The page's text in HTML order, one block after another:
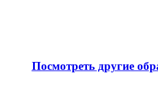
Посмотреть другие